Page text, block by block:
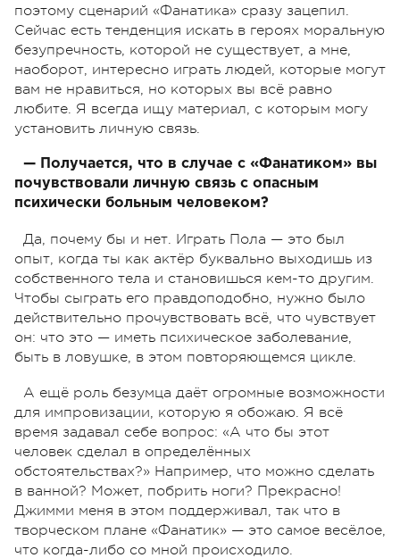
поэтому сценарий «Фанатика» сразу зацепил.
Сейчас есть тенденция искать в героях моральную
безупречность, которой не существует, а мне,
наоборот, интересно играть людей, которые могут
вам не нравиться, но которых вы всё равно
любите. Я всегда ищу материал, с которым могу
установить личную связь.
— Получается, что в случае с «Фанатиком» вы
почувствовали личную связь с опасным
психически больным человеком?
Да, почему бы и нет. Играть Пола — это был
опыт, когда ты как актёр буквально выходишь из
собственного тела и становишься кем-то другим.
Чтобы сыграть его правдоподобно, нужно было
действительно прочувствовать всё, что чувствует
он: что это — иметь психическое заболевание,
быть в ловушке, в этом повторяющемся цикле.
А ещё роль безумца даёт огромные возможности
для импровизации, которую я обожаю. Я всё
время задавал себе вопрос: «А что бы этот
человек сделал в определённых
обстоятельствах?» Например, что можно сделать
в ванной? Может, побрить ноги? Прекрасно!
Джимми меня в этом поддерживал, так что в
творческом плане «Фанатик» — это самое весёлое,
что когда-либо со мной происходило.